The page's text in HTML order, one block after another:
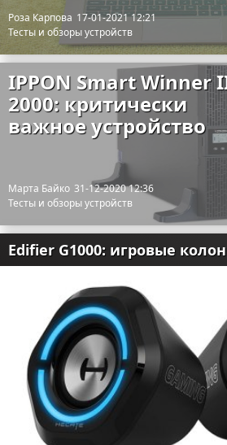
Роза Карпова 17-01-2021 12:21
Тесты и обзоры устройств
IPPON Smart Winner
2000: критически
важное устройство
Марта Байко 31-12-2020 12:36
Тесты и обзоры устройств
Edifier G1000: игровые